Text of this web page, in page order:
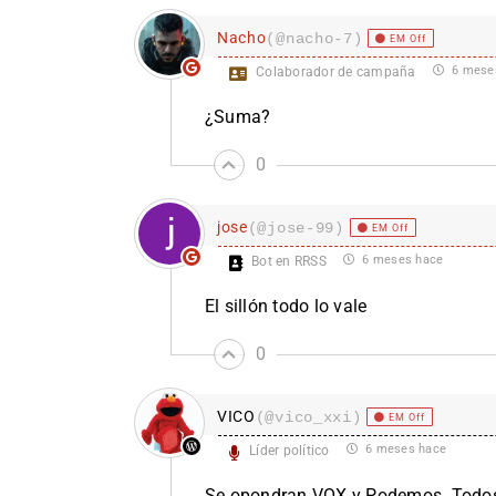
Nacho(@nacho-7) EM Off
Colaborador de campaña 6
¿Suma?
0
jose(@jose-99) EM Off
Bot en RRSS 6 meses hace
El sillón todo lo vale
0
VICO (@vico_xxi) EM Off
Líder político 6 meses hace